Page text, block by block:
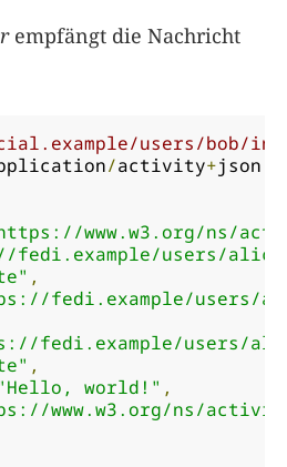
empfängt die Nachricht
users/bob/
/activity+json
www.w3.org/ns/
fedi.example/users/
,
fedi.example/users/
fedi.example/users/
,
world!" ,
www.w3.org/ns/